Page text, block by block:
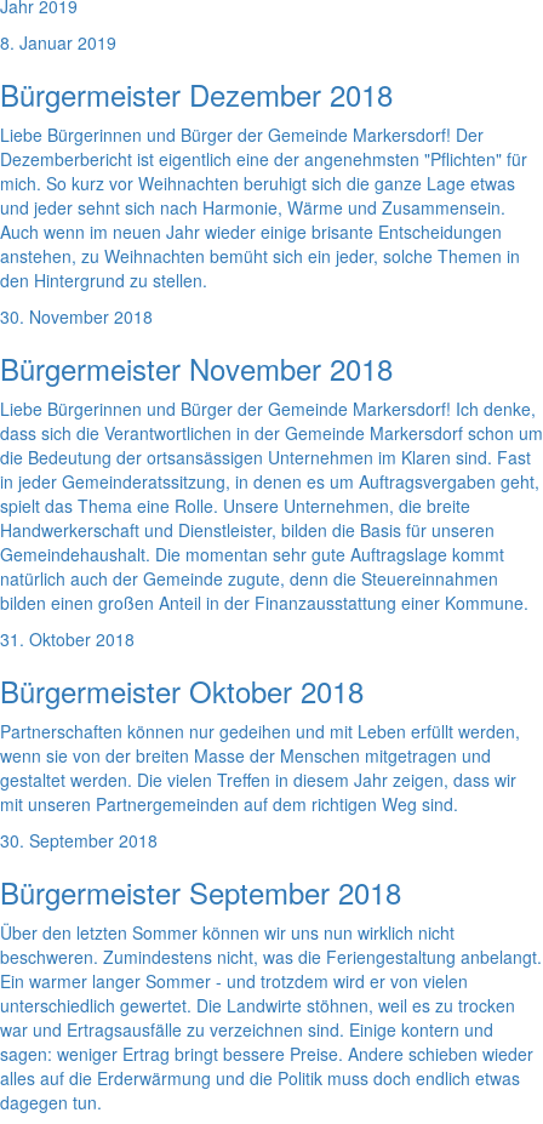
Jahr 2019
8. Januar 2019
Bürgermeister Dezember 2018
Liebe Bürgerinnen und Bürger der Gemeinde Markersdorf! Der
Dezemberbericht ist eigentlich eine der angenehmsten "Pflichten" für
mich. So kurz vor Weihnachten beruhigt sich die ganze Lage etwas
und jeder sehnt sich nach Harmonie, Wärme und Zusammensein.
Auch wenn im neuen Jahr wieder einige brisante Entscheidungen
anstehen, zu Weihnachten bemüht sich ein jeder, solche Themen in
den Hintergrund zu stellen.
30. November 2018
Bürgermeister November 2018
Liebe Bürgerinnen und Bürger der Gemeinde Markersdorf! Ich denke,
dass sich die Verantwortlichen in der Gemeinde Markersdorf schon um
die Bedeutung der ortsansässigen Unternehmen im Klaren sind. Fast
in jeder Gemeinderatssitzung, in denen es um Auftragsvergaben geht,
spielt das Thema eine Rolle. Unsere Unternehmen, die breite
Handwerkerschaft und Dienstleister, bilden die Basis für unseren
Gemeindehaushalt. Die momentan sehr gute Auftragslage kommt
natürlich auch der Gemeinde zugute, denn die Steuereinnahmen
bilden einen großen Anteil in der Finanzausstattung einer Kommune.
31. Oktober 2018
Bürgermeister Oktober 2018
Partnerschaften können nur gedeihen und mit Leben erfüllt werden,
wenn sie von der breiten Masse der Menschen mitgetragen und
gestaltet werden. Die vielen Treffen in diesem Jahr zeigen, dass wir
mit unseren Partnergemeinden auf dem richtigen Weg sind.
30. September 2018
Bürgermeister September 2018
Über den letzten Sommer können wir uns nun wirklich nicht
beschweren. Zumindestens nicht, was die Feriengestaltung anbelangt.
Ein warmer langer Sommer - und trotzdem wird er von vielen
unterschiedlich gewertet. Die Landwirte stöhnen, weil es zu trocken
war und Ertragsausfälle zu verzeichnen sind. Einige kontern und
sagen: weniger Ertrag bringt bessere Preise. Andere schieben wieder
alles auf die Erderwärmung und die Politik muss doch endlich etwas
dagegen tun.